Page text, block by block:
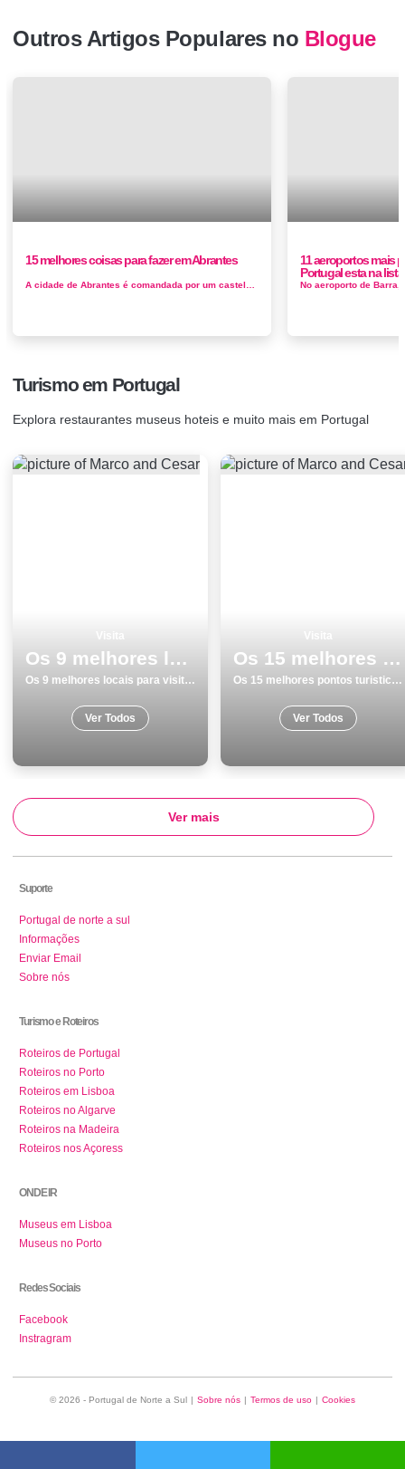
Outros Artigos Populares no Blogue
15 melhores coisas para fazer em Abrantes
11 aeroportos mais
Portugal esta na lista
Turismo em Portugal
Explora restaurantes museus hoteis e muito mais em Portugal
Os 9 melhores locais para visitar em Vila do Bispo
Os 9 melhores locais para visitar em Vila do Bispo
Ver Todos
Os 15 melhores pontos turisticos e passeios em Almada
Os 15 melhores pontos turisticos e passeios em Almada
Ver Todos
Ver mais
Suporte
Portugal de norte a sul
Informações
Enviar Email
Sobre nós
Turismo e Roteiros
Roteiros de Portugal
Roteiros no Porto
Roteiros em Lisboa
Roteiros no Algarve
Roteiros na Madeira
Roteiros nos Açoress
ONDE IR
Museus em Lisboa
Museus no Porto
Redes Sociais
Facebook
Instragram
© 2026 - Portugal de Norte a Sul | Sobre nós | Termos de uso | Cookies